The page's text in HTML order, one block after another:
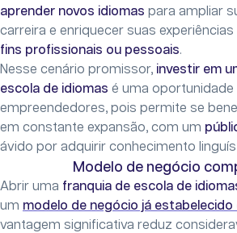
aprender novos idiomas para ampliar
carreira e enriquecer suas experiências
fins profissionais ou pessoais.
Nesse cenário promissor, investir em
escola de idiomas é uma
empreendedores, pois permite se
em constante expansão, com um
ávido por adquirir conhecimento
Modelo de negócio
Abrir uma franquia de escola de
um modelo de negócio já
vantagem significativa reduz